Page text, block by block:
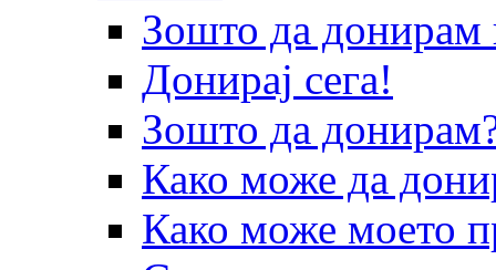
Зошто да
Донирај сега!
Зошто да
Како може да
Како може моето